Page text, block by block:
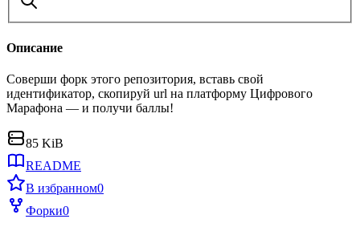
Описание
Соверши форк этого репозитория, вставь свой
идентификатор, скопируй url на платформу Цифрового
Марафона — и получи баллы!
85 KiB
README
В избранном0
Форки0